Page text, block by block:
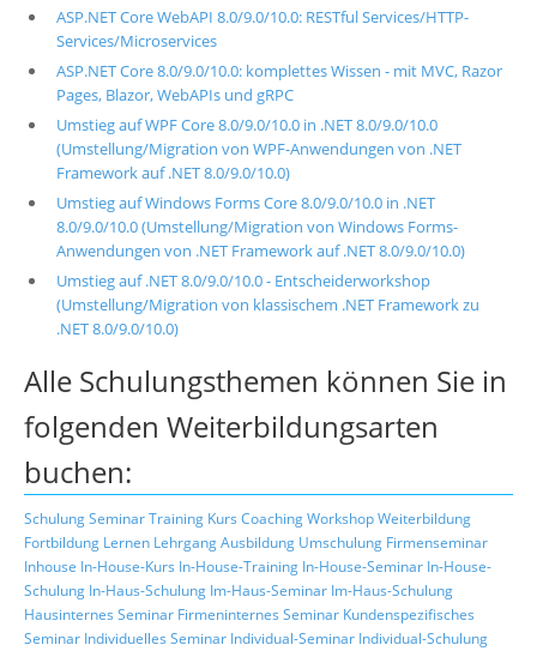
ASP.NET Core WebAPI 8.0/9.0/10.0: RESTful Services/HTTP-
Services/Microservices
ASP.NET Core 8.0/9.0/10.0: komplettes Wissen - mit MVC, Razor
Pages, Blazor, WebAPIs und gRPC
Umstieg auf WPF Core 8.0/9.0/10.0 in .NET 8.0/9.0/10.0
(Umstellung/Migration von WPF-Anwendungen von .NET
Framework auf .NET 8.0/9.0/10.0)
Umstieg auf Windows Forms Core 8.0/9.0/10.0 in .NET
8.0/9.0/10.0 (Umstellung/Migration von Windows Forms-
Anwendungen von .NET Framework auf .NET 8.0/9.0/10.0)
Umstieg auf .NET 8.0/9.0/10.0 - Entscheiderworkshop
(Umstellung/Migration von klassischem .NET Framework zu
.NET 8.0/9.0/10.0)
Alle Schulungsthemen können Sie in
folgenden Weiterbildungsarten
buchen:
SchulungSeminarTraining Kurs CoachingWorkshopWeiterbildung
Fortbildung Lernen LehrgangAusbildung Umschulung Firmenseminar
Inhouse In-House-Kurs In-House-Training In-House-Seminar In-House-
Schulung In-Haus-Schulung Im-Haus-Seminar Im-Haus-Schulung
Hausinternes Seminar Firmeninternes Seminar Kundenspezifisches
Seminar Individuelles Seminar Individual-Seminar Individual-Schulung